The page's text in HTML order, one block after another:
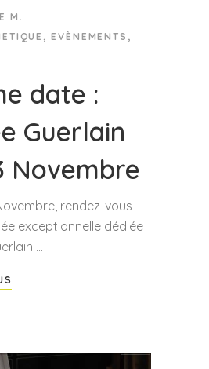
M.
,EVÈNEMENTS ,
date :
Guerlain
Novembre
rendez-vous
exceptionnelle dédiée